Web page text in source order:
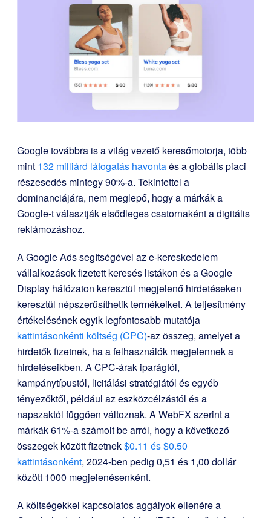
Google továbbra is a világ vezető keresőmotorja, több
mint 132 milliárd látogatás havontaés a globális piaci
részesedés mintegy 90%-a. Tekintettel a
dominanciájára, nem meglepő, hogy a márkák a
Google-t választják elsődleges csatornaként a digitális
reklámozáshoz.
A Google Ads segítségével az e-kereskedelem
vállalkozások fizetett keresés listákon és a Google
Display hálózaton keresztül megjelenő hirdetéseken
keresztül népszerűsíthetik termékeiket. A teljesítmény
értékelésének egyik legfontosabb mutatója
kattintásonkénti költség (CPC)-az összeg, amelyet a
hirdetők fizetnek, ha a felhasználók megjelennek a
hirdetéseikben. A CPC-árak iparágtól,
kampánytípustól, licitálási stratégiától és egyéb
tényezőktől, például az eszközcélzástól és a
napszaktól függően változnak. A WebFX szerint a
márkák 61%-a számolt be arról, hogy a következő
összegek között fizetnek$0.11 és $0.50
kattintásonként, 2024-ben pedig 0,51 és 1,00 dollár
között 1000 megjelenésenként.
A költségekkel kapcsolatos aggályok ellenére a